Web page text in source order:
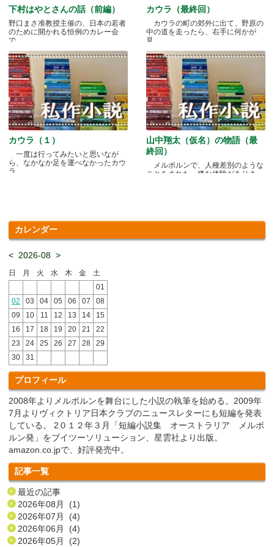
下村はやとさんの話（前編）
野口まさ准教授主催の、日本の若者
のために開かれる恒例のカレー会
で.....
カウラ（最終回）
カウラの町の郊外に出て、野原の
中の道を走ったら、右手に何かが
見.....
カウラ（１）
一度は行ってみたいと思いなが
ら、なかなか足を運べなかったカウ
ラ.....
山中翔太（仮名）の物語（最
終回）
メルボルンで、人種差別のような
ことをされた、嫌な体験がありま
カレンダー
< 2026-08 >
日 月 火 水 木 金
土
01
02
03 04 05 06 07
08
09
10 11 12 13 14
15
16
17 18 19 20 21
22
23
24 25 26 27 28
29
30
31
プロフィール
2008年よりメルボルンを舞台にした小説の執筆を始める。2009年
7月よりヴィクトリア日本クラブのニュースレターにも短編を発表
している。 2０１２年３月「短編小説集 オーストラリア メルボ
ルン発」をブイツーソリューション、星雲社より出版。
amazon.co.jpで、好評発売中。
記事一覧
最近の記事
2026年08月 (1)
2026年07月 (4)
2026年06月 (4)
2026年05月 (2)